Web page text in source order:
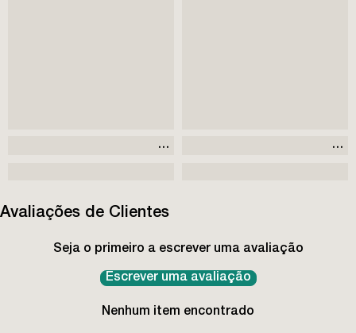
Avaliações de Clientes
Seja o primeiro a escrever uma avaliação
Escrever uma avaliação
Nenhum item encontrado